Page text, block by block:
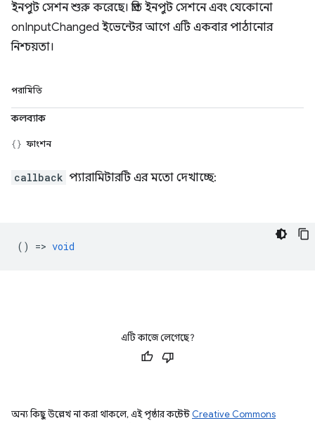
ইনপুট সেশন শুরু করেছে। প্রতি ইনপুট সেশনে এবং যেকোনো
onInputChanged ইভেন্টের আগে এটি একবার পাঠানোর
নিশ্চয়তা।
পরামিতি
কলব্যাক
ফাংশন
callback প্যারামিটারটি এর মতো দেখাচ্ছে:
() => void
এটি কাজে লেগেছে?
অন্য কিছু উল্লেখ না করা থাকলে, এই পৃষ্ঠার কন্টেন্ট Creative Commons